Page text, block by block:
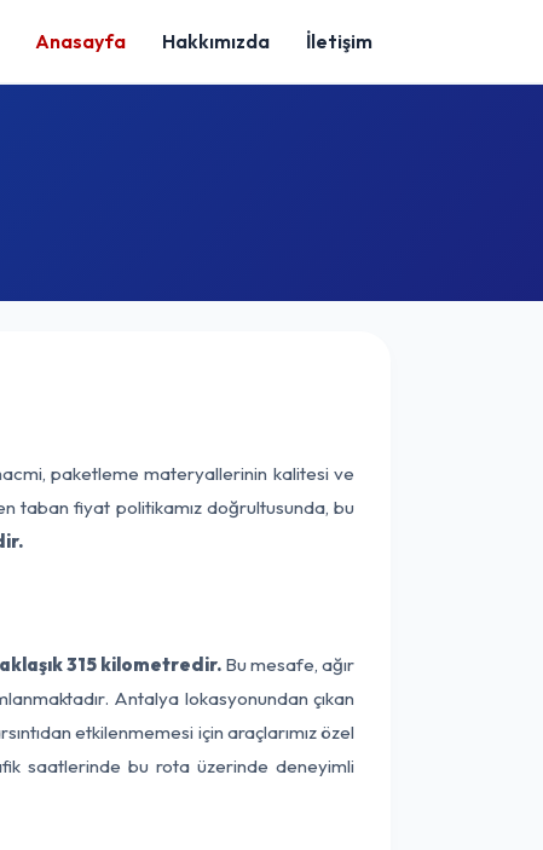
Anasayfa Hakkımızda İletişim
paketleme materyallerinin kalitesi ve
taban fiyat politikamız doğrultusunda, bu
315 kilometredir. Bu mesafe, ağır
Antalya lokasyonundan çıkan
etkilenmemesi için araçlarımız özel
saatlerinde bu rota üzerinde deneyimli